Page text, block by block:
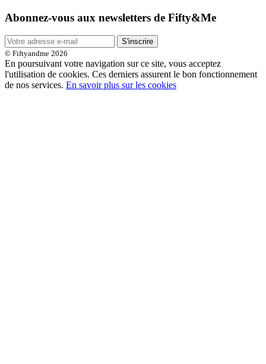
Abonnez-vous aux newsletters de Fifty&Me
S'inscrire
© Fiftyandme 2026
En poursuivant votre navigation sur ce site, vous acceptez
l'utilisation de cookies. Ces derniers assurent le bon fonctionnement
de nos services. En savoir plus sur les cookies